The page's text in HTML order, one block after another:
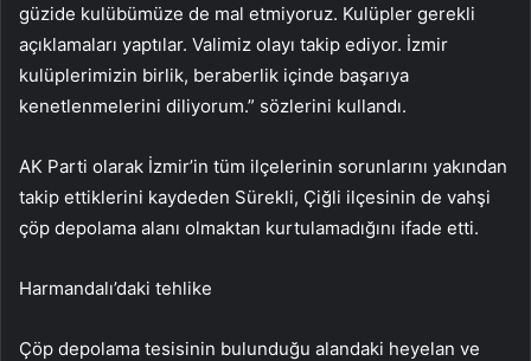
güzide kulübümüze de mal etmiyoruz. Kulüpler gerekli
açıklamaları yaptılar. Valimiz olayı takip ediyor. İzmir
kulüplerimizin birlik, beraberlik içinde başarıya
kenetlenmelerini diliyorum.” sözlerini kullandı.
AK Parti olarak İzmir’in tüm ilçelerinin sorunlarını yakından
takip ettiklerini kaydeden Sürekli, Çiğli ilçesinin de vahşi
çöp depolama alanı olmaktan kurtulamadığını ifade etti.
Harmandalı’daki tehlike
Çöp depolama tesisinin bulunduğu alandaki heyelan ve